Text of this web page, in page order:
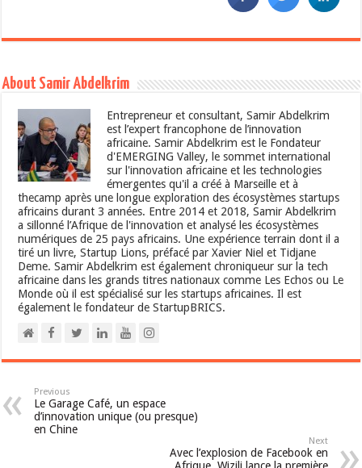
About Samir Abdelkrim
Entrepreneur et consultant, Samir Abdelkrim
est l’expert francophone de l’innovation
africaine. Samir Abdelkrim est le Fondateur
d'EMERGING Valley, le sommet international
sur l'innovation africaine et les technologies
émergentes qu'il a créé à Marseille et à
thecamp après une longue exploration des écosystèmes startups
africains durant 3 années. Entre 2014 et 2018, Samir Abdelkrim
a sillonné l’Afrique de l'innovation et analysé les écosystèmes
numériques de 25 pays africains. Une expérience terrain dont il a
tiré un livre, Startup Lions, préfacé par Xavier Niel et Tidjane
Deme. Samir Abdelkrim est également chroniqueur sur la tech
africaine dans les grands titres nationaux comme Les Echos ou Le
Monde où il est spécialisé sur les startups africaines. Il est
également le fondateur de StartupBRICS.
Previous
Le Garage Café, un espace
d’innovation unique (ou presque)
en Chine
Next
Avec l’explosion de Facebook en
Afrique, Wizili lance la première